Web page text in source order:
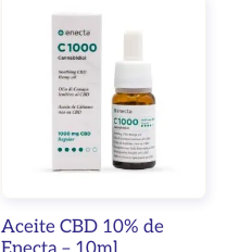
Aceite CBD 10% de